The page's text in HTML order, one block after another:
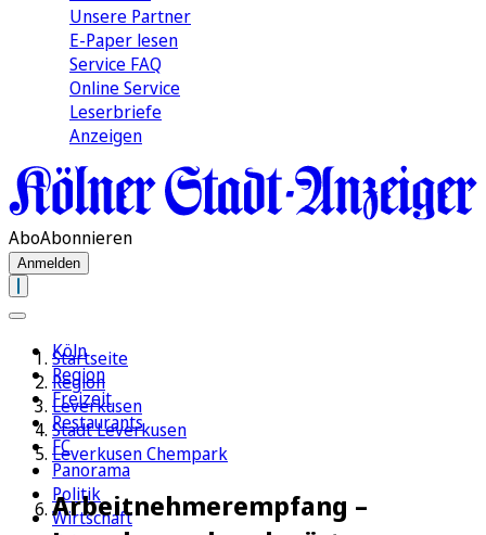
Unsere Partner
E-Paper lesen
Service FAQ
Online Service
Leserbriefe
Anzeigen
AboAbonnieren
Anmelden
Köln
Region
Freizeit
Restaurants
FC
Panorama
Politik
Wirtschaft
Startseite
Region
Leverkusen
Stadt Leverkusen
Leverkusen Chempark
Arbeitnehmerempfang –